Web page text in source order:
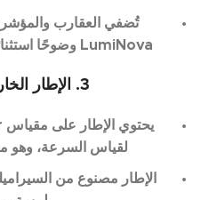
LumiNova وضوحًا استثنائيًا في جميع ظروف الإضاءة.
3. الإطار الخارجي (Bezel)
لقياس السرعة، وهو
الإطار مصنوع من